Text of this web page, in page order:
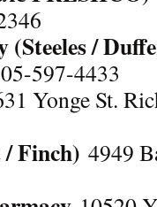
(Steeles /
597-4433
Yonge St.
Finch) 4949